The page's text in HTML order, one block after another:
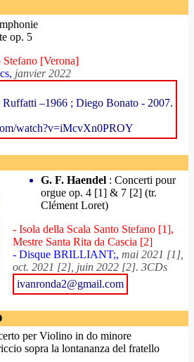
op. 5
Stefano [Verona]
janvier 2022
–1966 ; Diego Bonato - 2007.
watch?v=iMcvXn0PROY
G. F. Haendel : Concerti pour
orgue op. 4 [1] & 7 [2] (tr.
Clément Loret)
- Isola della Scala Santo Stefano [1],
Mestre Santa Rita da Cascia [2]
- Disque BRILLIANT;, mai 2021 [1],
oct. 2021 [2], juin 2022 [2]. 3CDs
ivanronda2@gmail.com
per Violino in do minore
sopra la lontananza del fratello